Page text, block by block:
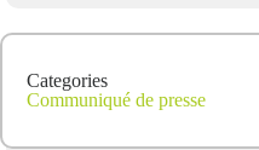
Categories
Communiqué de presse